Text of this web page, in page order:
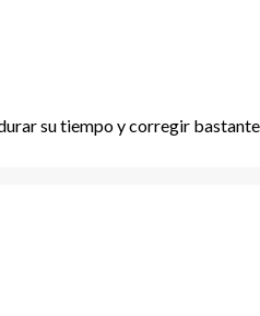
su tiempo y corregir